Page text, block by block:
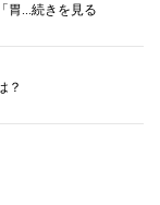
胃...続きを見る
？